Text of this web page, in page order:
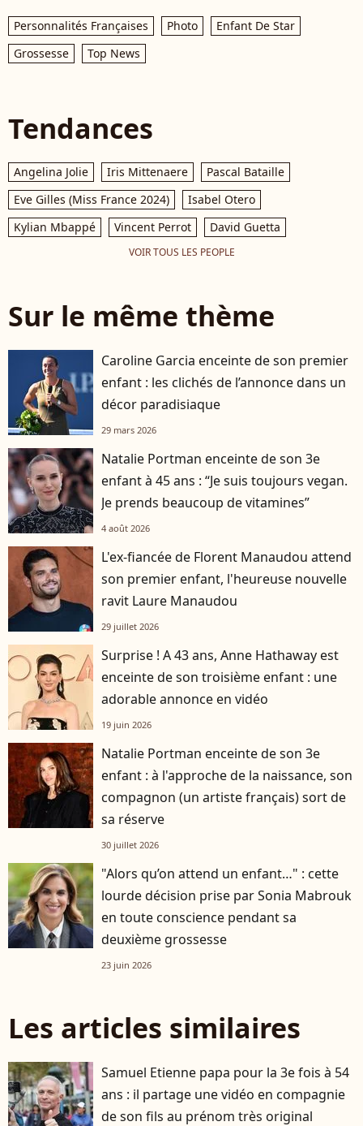
Personnalités Françaises Photo
Enfant De Star
Grossesse
Top News
Tendances
Angelina Jolie Iris Mittenaere
Pascal Bataille
Eve Gilles (Miss France 2024)
Isabel Otero
Kylian Mbappé
Vincent Perrot David Guetta
VOIR TOUS LES PEOPLE
Sur le même thème
Caroline Garcia enceinte de son premier
enfant : les clichés de l’annonce dans un
décor paradisiaque
29 mars 2026
Natalie Portman enceinte de son 3e
enfant à 45 ans : “Je suis toujours vegan.
Je prends beaucoup de vitamines”
4 août 2026
L'ex-fiancée de Florent Manaudou attend
son premier enfant, l'heureuse nouvelle
ravit Laure Manaudou
29 juillet 2026
Surprise ! A 43 ans, Anne Hathaway est
enceinte de son troisième enfant : une
adorable annonce en vidéo
19 juin 2026
Natalie Portman enceinte de son 3e
enfant : à l'approche de la naissance, son
compagnon (un artiste français) sort de
sa réserve
30 juillet 2026
"Alors qu’on attend un enfant…" : cette
lourde décision prise par Sonia Mabrouk
en toute conscience pendant sa
deuxième grossesse
23 juin 2026
Les articles similaires
Samuel Etienne papa pour la 3e fois à 54
ans : il partage une vidéo en compagnie
de son fils au prénom très original